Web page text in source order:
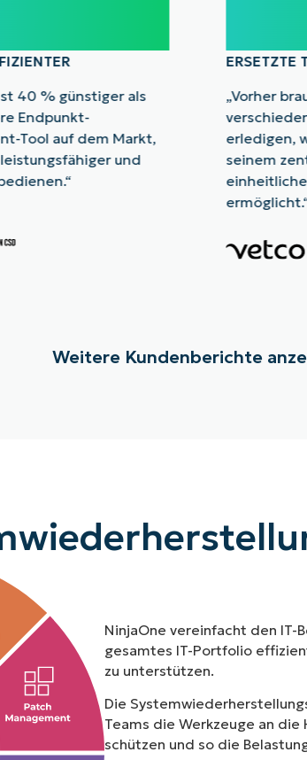
40 % günstiger als
Endpunkt-
Tool auf dem Markt,
und
ERSETZTE
„Vorher
erledigen,
seinem
Weitere Kundenberichte
NinjaOne vereinfacht den IT-
gesamtes IT-Portfolio
zu unterstützen.
Die
Teams die Werkzeuge an
schützen und so die